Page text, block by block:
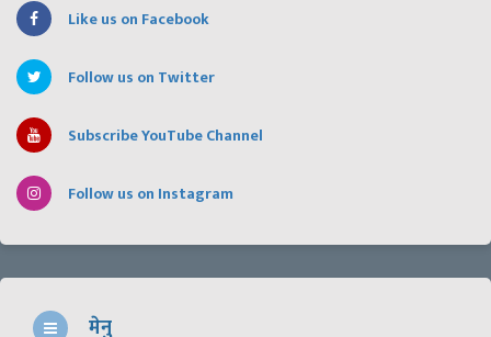
Like us on Facebook
Follow us on Twitter
Subscribe YouTube Channel
Follow us on Instagram
मेनु